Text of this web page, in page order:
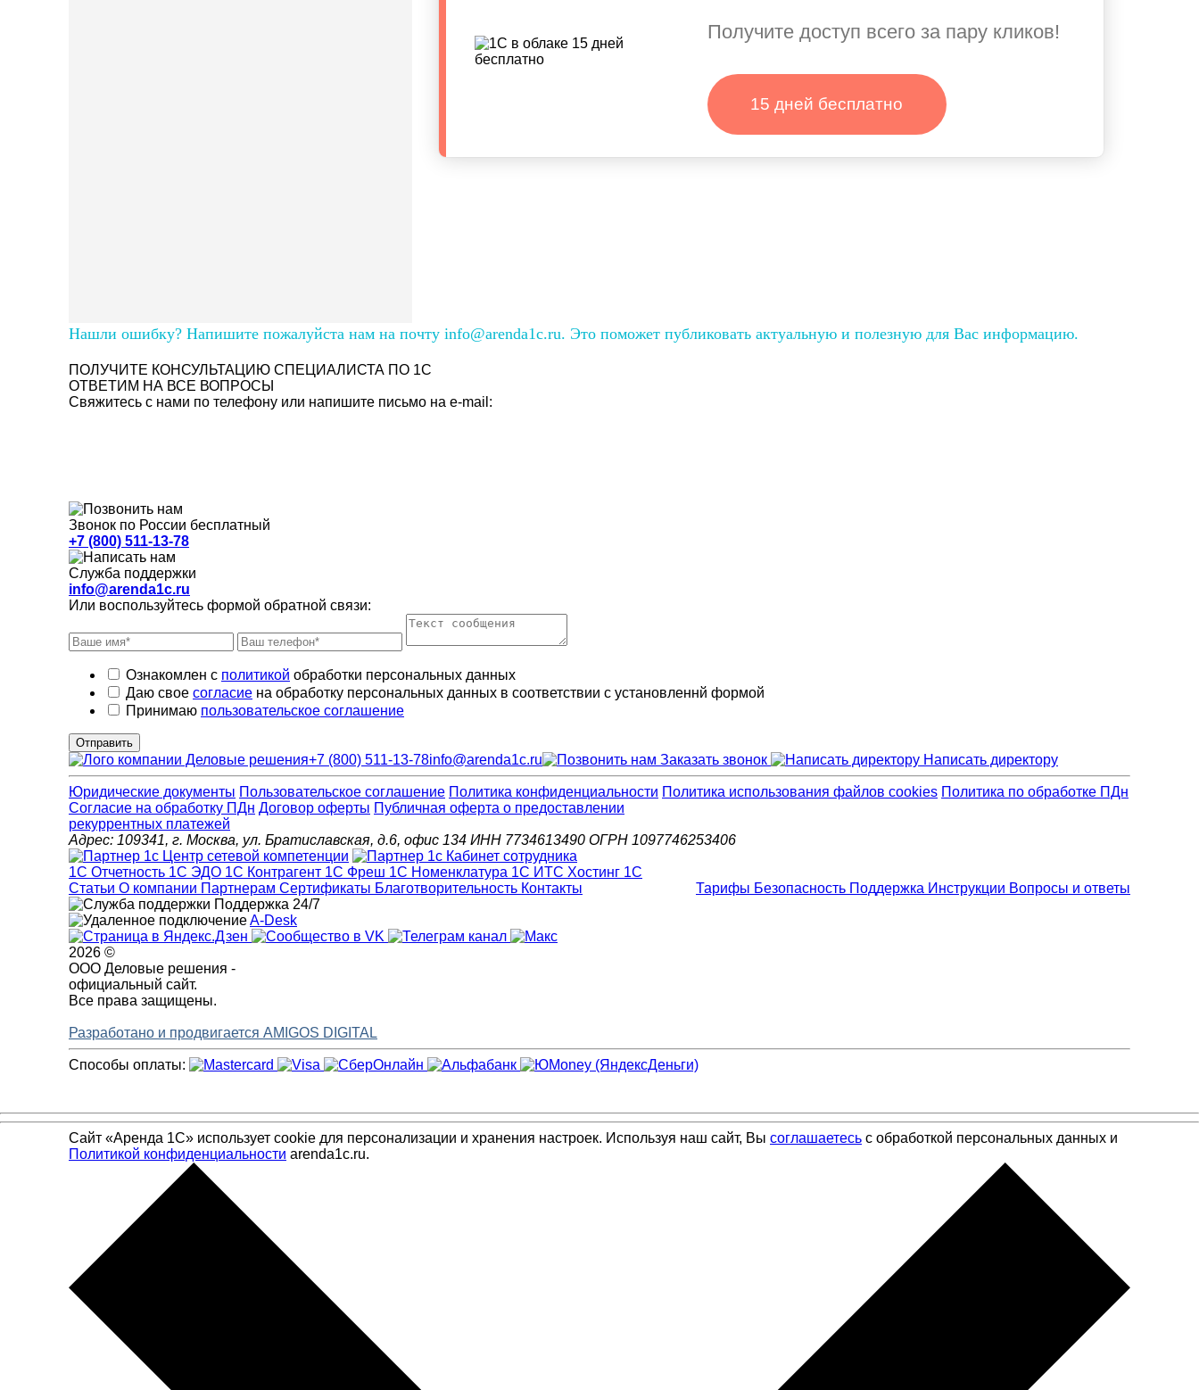
Получите доступ всего за пару кликов!
15 дней бесплатно
Нашли ошибку? Напишите пожалуйста нам на почту info@arenda1c.ru. Это поможет публиковать актуальную и полезную для Вас информацию.
ПОЛУЧИТЕ КОНСУЛЬТАЦИЮ СПЕЦИАЛИСТА ПО 1С
ОТВЕТИМ НА ВСЕ ВОПРОСЫ
Свяжитесь с нами по телефону или напишите письмо на e-mail:
Звонок по России бесплатный
+7 (800) 511-13-78
Служба поддержки
info@arenda1c.ru
Или воспользуйтесь формой обратной связи:
Ознакомлен с политикой обработки персональных данных
Даю свое согласие на обработку персональных данных в соответствии с установленнй формой
Принимаю пользовательское соглашение
Отправить
+7 (800) 511-13-78info@arenda1c.ru Заказать звонок Написать директору
Юридические документы Пользовательское соглашение Политика конфиденциальности Политика использования файлов cookies Политика по обработке ПДн
Cогласие на обработку ПДн Договор оферты Публичная оферта о предоставлении
рекуррентных платежей
Адрес: 109341, г. Москва, ул. Братиславская, д.6, офис 134 ИНН 7734613490 ОГРН 1097746253406
1С Отчетность 1С ЭДО 1С Контрагент 1С Фреш 1С Номенклатура 1С ИТС Хостинг 1С
Статьи О компании Партнерам Сертификаты Благотворительность Контакты Тарифы Безопасность Поддержка Инструкции Вопросы и ответы
Поддержка 24/7
A-Desk
2026 ©
ООО Деловые решения -
официальный сайт.
Все права защищены.
Разработано и продвигается AMIGOS DIGITAL
Способы оплаты:
Сайт «Аренда 1С» использует cookie для персонализации и хранения настроек. Используя наш сайт, Вы соглашаетесь с обработкой персональных данных и
Политикой конфиденциальности arenda1c.ru.